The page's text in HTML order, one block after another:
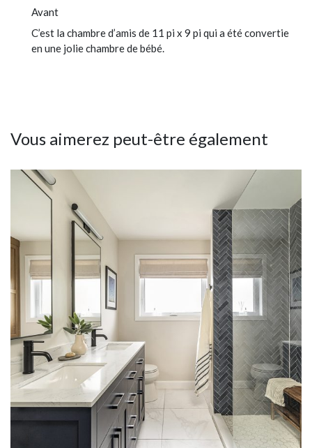
Avant
C’est la chambre d’amis de 11 pi x 9 pi qui a été convertie
en une jolie chambre de bébé.
Vous aimerez peut-être également